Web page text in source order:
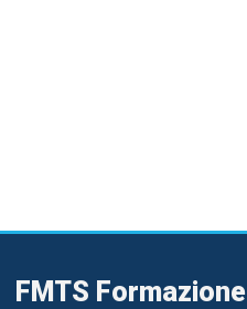
SaltaFMTS Formazione